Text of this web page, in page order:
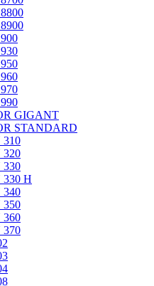
GIGANT
STANDARD
310
320
330
330 H
340
350
360
370